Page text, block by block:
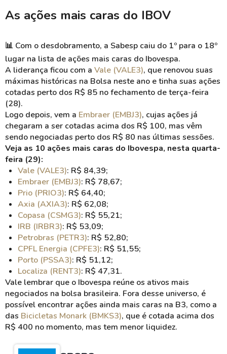
As ações mais caras do IBOV
📊 Com o desdobramento, a Sabesp caiu do 1º para o 18º
lugar na lista de ações mais caras do Ibovespa.
A liderança ficou com a Vale (VALE3), que renovou suas
máximas históricas na Bolsa neste ano e tinha suas ações
cotadas perto dos R$ 85 no fechamento de terça-feira
(28).
Logo depois, vem a Embraer (EMBJ3), cujas ações já
chegaram a ser cotadas acima dos R$ 100, mas vêm
sendo negociadas perto dos R$ 80 nas últimas sessões.
Veja as 10 ações mais caras do Ibovespa, nesta quarta-
feira (29):
Vale (VALE3): R$ 84,39;
Embraer (EMBJ3): R$ 78,67;
Prio (PRIO3): R$ 64,40;
Axia (AXIA3): R$ 62,08;
Copasa (CSMG3): R$ 55,21;
IRB (IRBR3): R$ 53,09;
Petrobras (PETR3): R$ 52,80;
CPFL Energia (CPFE3): R$ 51,55;
Porto (PSSA3): R$ 51,12;
Localiza (RENT3): R$ 47,31.
Vale lembrar que o Ibovespa reúne os ativos mais
negociados na bolsa brasileira. Fora desse universo, é
possível encontrar ações ainda mais caras na B3, como a
das Bicicletas Monark (BMKS3), que é cotada acima dos
R$ 400 no momento, mas tem menor liquidez.